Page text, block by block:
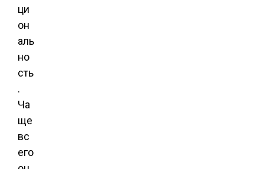
ци
он
аль
но
сть
.
Ча
ще
вс
его